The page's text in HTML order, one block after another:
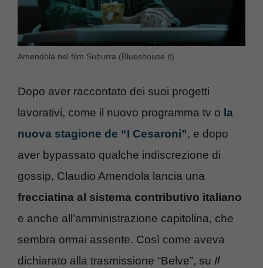
Amendola nel film Suburra (Blueshouse.it)
Dopo aver raccontato dei suoi progetti
lavorativi, come il nuovo programma tv o la
nuova stagione de “I Cesaroni”, e dopo
aver bypassato qualche indiscrezione di
gossip, Claudio Amendola lancia una
frecciatina al sistema contributivo italiano
e anche all’amministrazione capitolina, che
sembra ormai assente. Così come aveva
dichiarato alla trasmissione “Belve”, su Il